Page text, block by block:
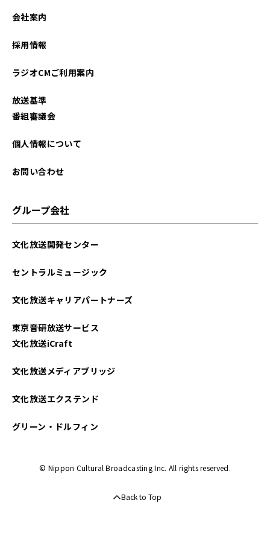
2023年03月
2022年10月
会社案内
採用情報
ラジオCMご利用案内
放送基準
番組審議会
個人情報について
お問い合わせ
グループ会社
文化放送開発センター
セントラルミュージック
文化放送キャリアパートナーズ
東京音研放送サービス
文化放送iCraft
文化放送メディアブリッジ
文化放送エクステンド
グリーン・ドルフィン
© Nippon Cultural Broadcasting Inc. All rights reserved.
Back to Top